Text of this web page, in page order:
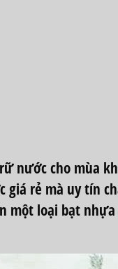
nước cho mùa
giá rẻ mà uy tín
một loại bạt